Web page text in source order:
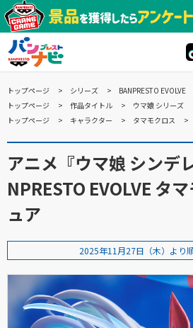
トップページ シリーズ
BANPRESTO EVOLVE
トップページ
作品タイトル
ウマ娘 シリーズ
トップページ
キャラクター タマモクロス
アニメ『ウマ娘 シンデ
NPRESTO EVOLVE タ
ュア
2025年11月27日（木）より